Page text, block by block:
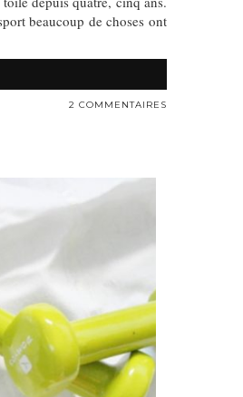
beaucoup de choses ont
2 COMMENTAIRES